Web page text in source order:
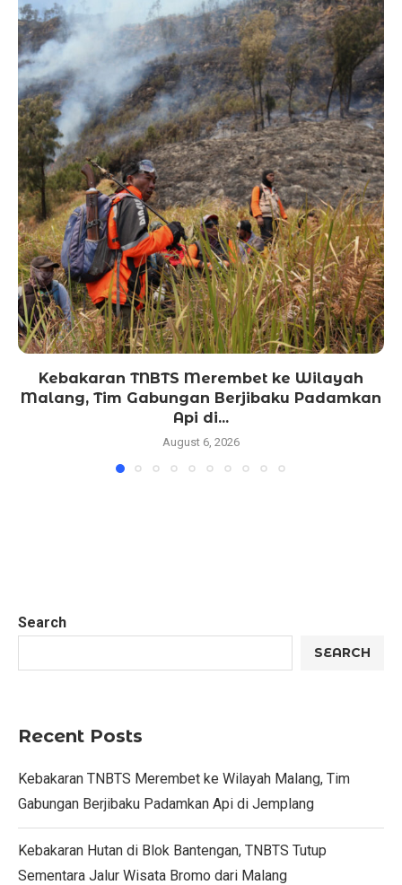
Kebakaran TNBTS Merembet ke Wilayah
Malang, Tim Gabungan Berjibaku Padamkan
Api di...
August 6, 2026
Search
SEARCH
Recent Posts
Kebakaran TNBTS Merembet ke Wilayah Malang, Tim
Gabungan Berjibaku Padamkan Api di Jemplang
Kebakaran Hutan di Blok Bantengan, TNBTS Tutup
Sementara Jalur Wisata Bromo dari Malang